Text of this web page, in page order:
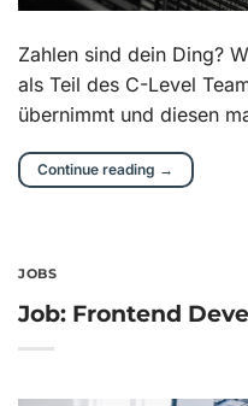
Zahlen sind dein Ding?
als Teil des C-Level
übernimmt und diesen
Continue reading →
JOBS
Job: Frontend